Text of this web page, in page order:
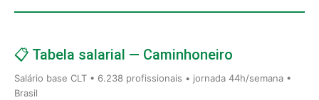
📋 Tabela salarial — Caminhoneiro
Salário base CLT • 6.238 profissionais • jornada 44h/semana •
Brasil